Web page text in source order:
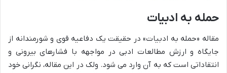
حمله به ادبیات
مقاله «حمله به ادبیات» در حقیقت یک دفاعیه قوی و شورمندانه از
جایگاه و ارزش مطالعات ادبی در مواجهه با فشارهای بیرونی و
انتقاداتی است که به آن وارد می شود. ولک در این مقاله، نگرانی خود